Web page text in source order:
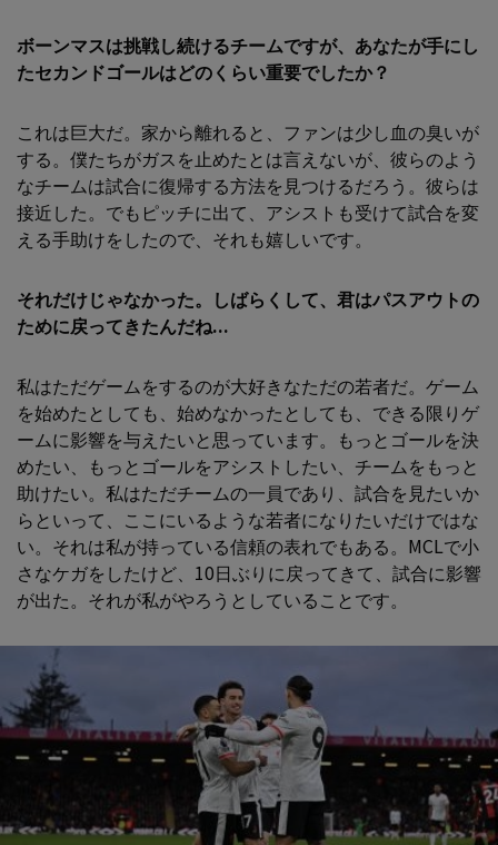
ボーンマスは挑戦し続けるチームですが、あなたが手にし
たセカンドゴールはどのくらい重要でしたか？
これは巨大だ。家から離れると、ファンは少し血の臭いが
する。僕たちがガスを止めたとは言えないが、彼らのよう
なチームは試合に復帰する方法を見つけるだろう。彼らは
接近した。でもピッチに出て、アシストも受けて試合を変
える手助けをしたので、それも嬉しいです。
それだけじゃなかった。しばらくして、君はパスアウトの
ために戻ってきたんだね...
私はただゲームをするのが大好きなただの若者だ。ゲーム
を始めたとしても、始めなかったとしても、できる限りゲ
ームに影響を与えたいと思っています。もっとゴールを決
めたい、もっとゴールをアシストしたい、チームをもっと
助けたい。私はただチームの一員であり、試合を見たいか
らといって、ここにいるような若者になりたいだけではな
い。それは私が持っている信頼の表れでもある。MCLで小
さなケガをしたけど、10日ぶりに戻ってきて、試合に影響
が出た。それが私がやろうとしていることです。